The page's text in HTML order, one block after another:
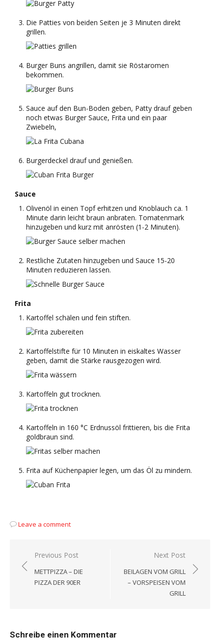
Die Patties von beiden Seiten je 3 Minuten direkt
grillen.
Burger Buns angrillen, damit sie Röstaromen
bekommen.
Sauce auf den Bun-Boden geben, Patty drauf geben
noch etwas Burger Sauce, Frita und ein paar
Zwiebeln,
Burgerdeckel drauf und genießen.
Sauce
Olivenöl in einen Topf erhitzen und Knoblauch ca. 1
Minute darin leicht braun anbraten. Tomatenmark
hinzugeben und kurz mit anrösten (1-2 Minuten).
Restliche Zutaten hinzugeben und Sauce 15-20
Minuten reduzieren lassen.
Frita
Kartoffel schälen und fein stiften.
Kartoffelstifte für 10 Minuten in eiskaltes Wasser
geben, damit die Stärke rausgezogen wird.
Kartoffeln gut trocknen.
Kartoffeln in 160 °C Erdnussöl frittieren, bis die Frita
goldbraun sind.
Frita auf Küchenpapier legen, um das Öl zu mindern.
Leave a comment
Beitragsnavigation
Previous Post
METTPIZZA – DIE
PIZZA DER 90ER
Next Post
BEILAGEN VOM GRILL
– VORSPEISEN VOM
GRILL
Schreibe einen Kommentar